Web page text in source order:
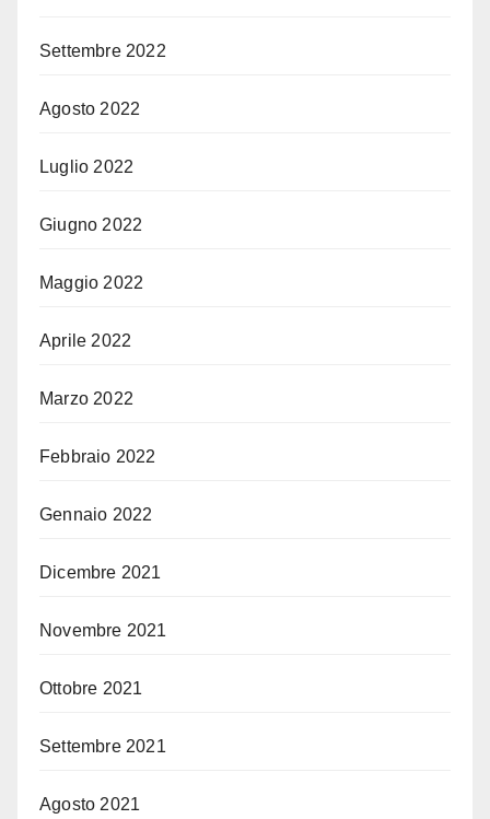
Settembre 2022
Agosto 2022
Luglio 2022
Giugno 2022
Maggio 2022
Aprile 2022
Marzo 2022
Febbraio 2022
Gennaio 2022
Dicembre 2021
Novembre 2021
Ottobre 2021
Settembre 2021
Agosto 2021